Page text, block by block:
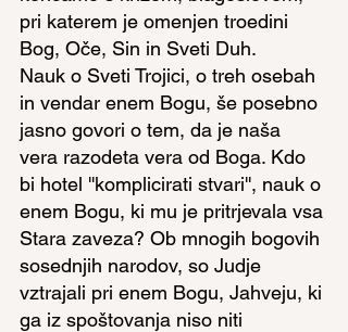
pri katerem je omenjen troedini
Bog, Oče, Sin in Sveti Duh.
Nauk o Sveti Trojici, o treh osebah
in vendar enem Bogu, še posebno
jasno govori o tem, da je naša
vera razodeta vera od Boga. Kdo
bi hotel ''komplicirati stvari'', nauk o
enem Bogu, ki mu je pritrjevala vsa
Stara zaveza? Ob mnogih bogovih
sosednjih narodov, so Judje
vztrajali pri enem Bogu, Jahveju, ki
ga iz spoštovanja niso niti